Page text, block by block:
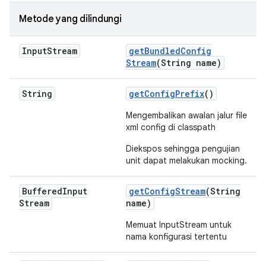
Metode yang dilindungi
InputStream getBundledConfig
Stream(String name)
String getConfigPrefix()
Mengembalikan awalan jalur file
xml config di classpath
Diekspos sehingga pengujian
unit dapat melakukan mocking.
BufferedInput
Stream
getConfigStream(String
name)
Memuat InputStream untuk
nama konfigurasi tertentu